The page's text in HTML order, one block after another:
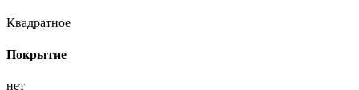
Квадратное
Покрытие
нет